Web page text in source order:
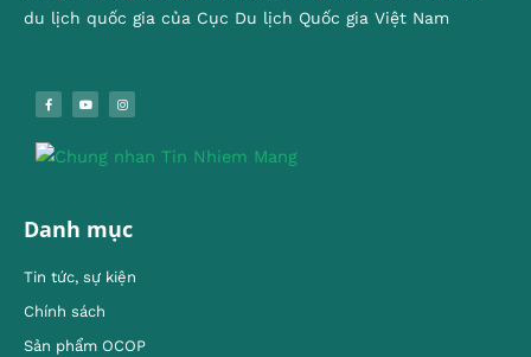
du lịch quốc gia của Cục Du lịch Quốc gia Việt Nam
Danh mục
Tin tức, sự kiện
Chính sách
Sản phẩm OCOP